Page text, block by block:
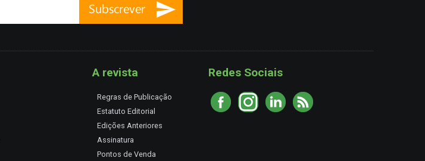
A revista
Regras de Publicação
Estatuto Editorial
Edições Anteriores
Assinatura
Pontos de Venda
Redes Sociais